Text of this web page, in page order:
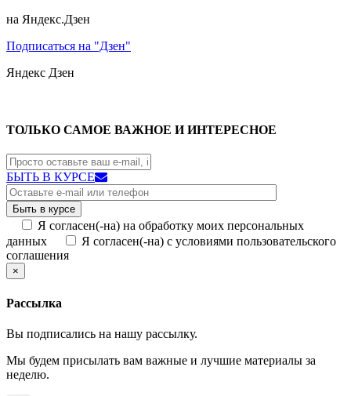
на Яндекс.Дзен
Подписаться на "Дзен"
Яндекс Дзен
ТОЛЬКО САМОЕ ВАЖНОЕ И ИНТЕРЕСНОЕ
БЫТЬ В КУРСЕ
Я согласен(-на) на обработку моих персональных
данных
Я согласен(-на) с условиями пользовательского
соглашения
×
Рассылка
Вы подписались на нашу рассылку.
Мы будем присылать вам важные и лучшие материалы за
неделю.